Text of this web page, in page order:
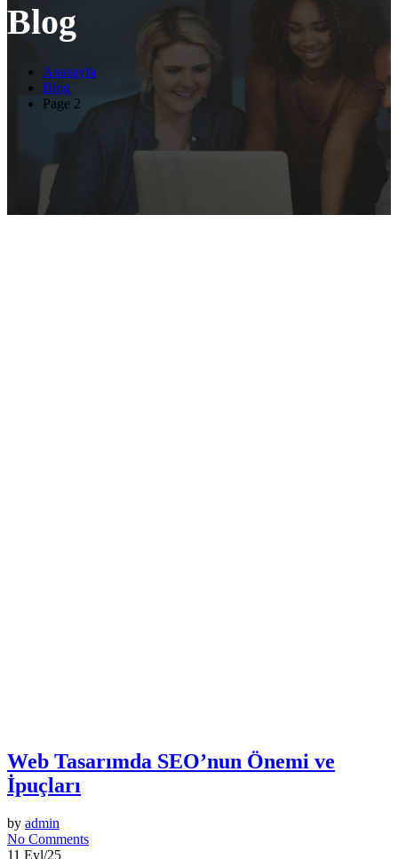
Blog
Anasayfa
Blog
Page 2
Web Tasarımda SEO’nun Önemi ve
İpuçları
by admin
No Comments
11 Eyl/25